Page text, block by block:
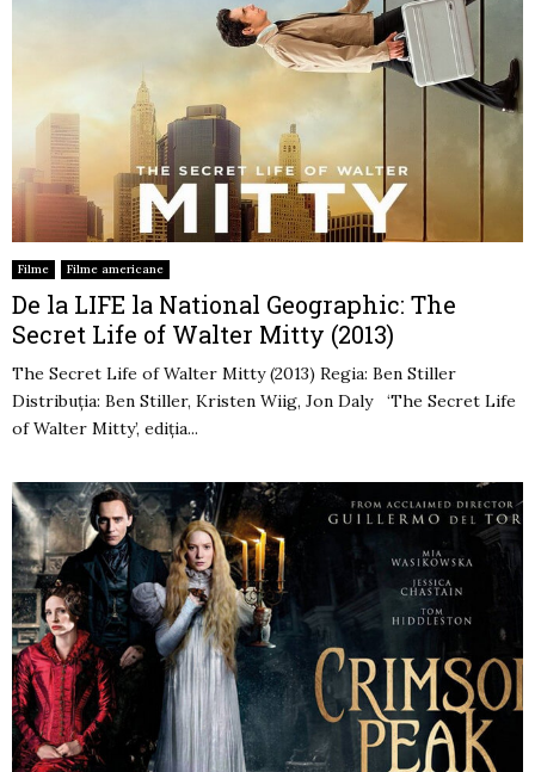
Filme Filme americane
De la LIFE la National Geographic: The
Secret Life of Walter Mitty (2013)
The Secret Life of Walter Mitty (2013) Regia: Ben Stiller
Distribuția: Ben Stiller, Kristen Wiig, Jon Daly ‘The Secret Life
of Walter Mitty’, ediția...